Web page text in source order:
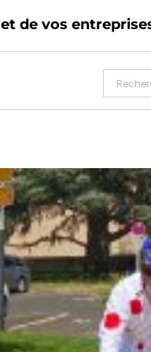
de vos